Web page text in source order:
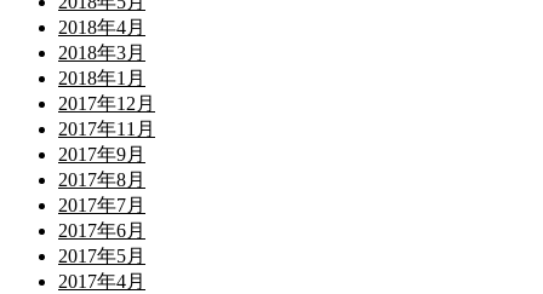
2018年4月
2018年3月
2018年1月
2017年12月
2017年11月
2017年9月
2017年8月
2017年7月
2017年6月
2017年5月
2017年4月